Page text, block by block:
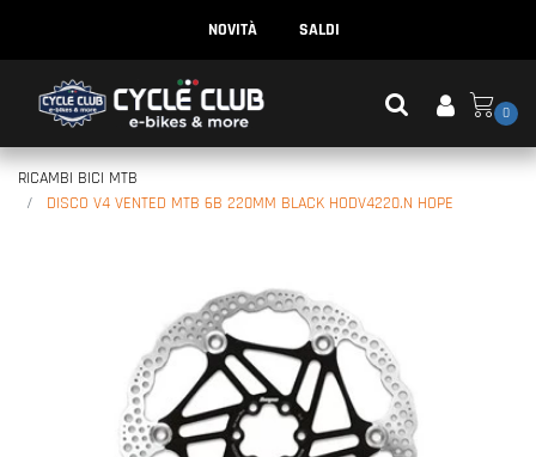
NOVITÀ SALDI
0
RICAMBI BICI MTB
DISCO V4 VENTED MTB 6B 220MM BLACK HODV4220.N HOPE